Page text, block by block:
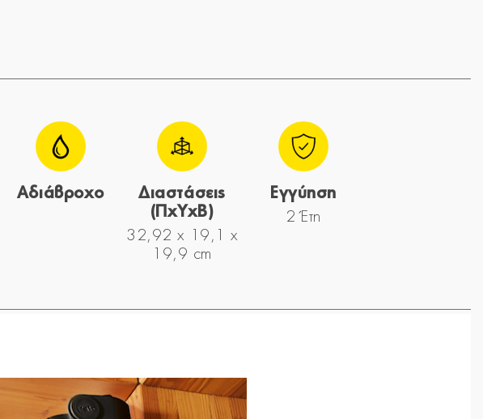
Αδιάβροχο
Διαστάσεις
(ΠxYxΒ)
32,92 x 19,1 x
19,9 cm
Εγγύηση
2 Έτη